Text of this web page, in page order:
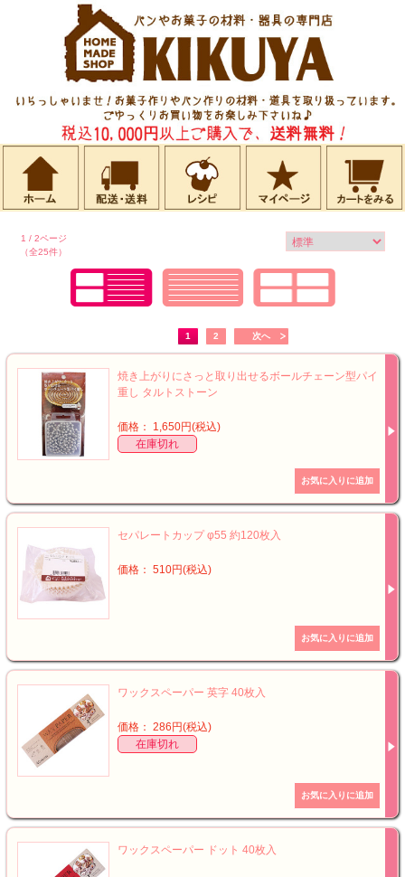
1 / 2ページ
（全25件）
1 2 次へ
焼き上がりにさっと取り出せるボールチェーン型パイ
重し タルトストーン
価格： 1,650円(税込)
在庫切れ
セパレートカップ φ55 約120枚入
価格： 510円(税込)
ワックスペーパー 英字 40枚入
価格： 286円(税込)
在庫切れ
ワックスペーパー ドット 40枚入